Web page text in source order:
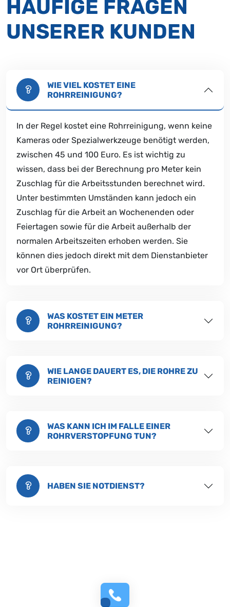
HÄUFIGE FRAGEN
UNSERER KUNDEN
WIE VIEL KOSTET EINE
ROHRREINIGUNG?
In der Regel kostet eine Rohrreinigung, wenn keine
Kameras oder Spezialwerkzeuge benötigt werden,
zwischen 45 und 100 Euro. Es ist wichtig zu
wissen, dass bei der Berechnung pro Meter kein
Zuschlag für die Arbeitsstunden berechnet wird.
Unter bestimmten Umständen kann jedoch ein
Zuschlag für die Arbeit an Wochenenden oder
Feiertagen sowie für die Arbeit außerhalb der
normalen Arbeitszeiten erhoben werden. Sie
können dies jedoch direkt mit dem Dienstanbieter
vor Ort überprüfen.
WAS KOSTET EIN METER
ROHRREINIGUNG?
WIE LANGE DAUERT ES, DIE ROHRE ZU
REINIGEN?
WAS KANN ICH IM FALLE EINER
ROHRVERSTOPFUNG TUN?
HABEN SIE NOTDIENST?